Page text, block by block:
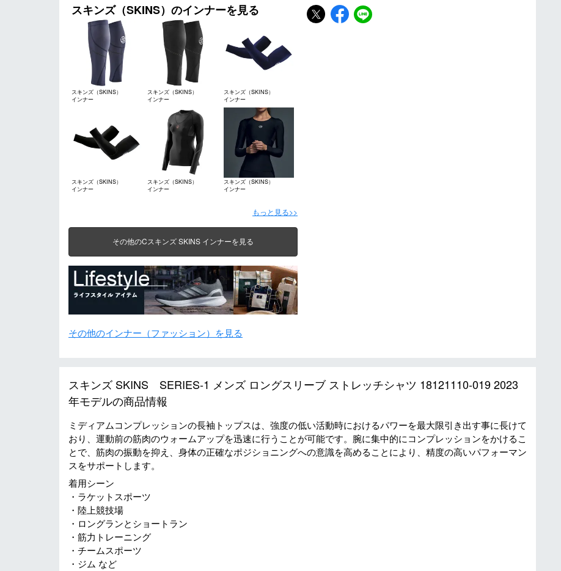
スキンズ（SKINS）のインナーを見る
スキンズ（SKINS）
インナー
スキンズ（SKINS）
インナー
スキンズ（SKINS）
インナー
スキンズ（SKINS）
インナー
スキンズ（SKINS）
インナー
スキンズ（SKINS）
インナー
もっと見る>>
その他のCスキンズ SKINS インナーを見る
その他のインナー（ファッション）を見る
注意事項：
・有賀園ゴルフ実店舗での開催はございません。
スキンズ SKINS SERIES-1 メンズ ロングスリーブ ストレッチシャツ 18121110-019 2023
年モデルの商品情報
ミディアムコンプレッションの長袖トップスは、強度の低い活動時におけるパワーを最大限引き出す事に長けて
おり、運動前の筋肉のウォームアップを迅速に行うことが可能です。腕に集中的にコンプレッションをかけるこ
とで、筋肉の振動を抑え、身体の正確なポジショニングへの意識を高めることにより、精度の高いパフォーマン
スをサポートします。
着用シーン
・ラケットスポーツ
・陸上競技場
・ロングランとショートラン
・筋力トレーニング
・チームスポーツ
・ジム など